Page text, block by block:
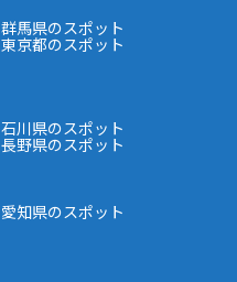
群馬県のスポット
東京都のスポット
石川県のスポット
長野県のスポット
愛知県のスポット